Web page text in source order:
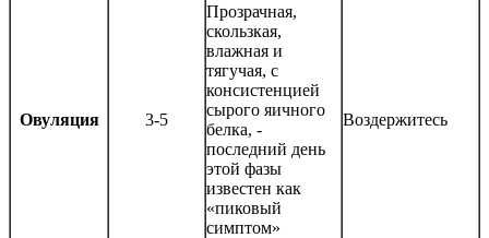
Овуляция 3-5
Прозрачная,
скользкая,
влажная и
тягучая, с
консистенцией
сырого яичного
белка, -
последний день
этой фазы
известен как
«пиковый
симптом»
Воздержитесь